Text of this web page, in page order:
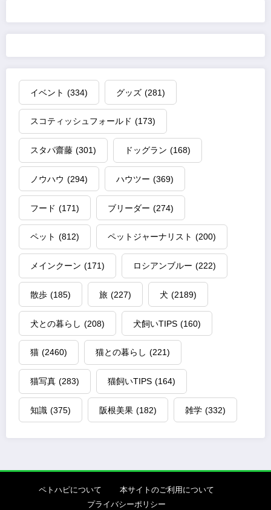
イベント (334) グッズ (281)
スコティッシュフォールド (173)
スタパ齋藤 (301) ドッグラン (168)
ノウハウ (294) ハウツー (369)
フード (171) ブリーダー (274)
ペット (812) ペットジャーナリスト (200)
メインクーン (171) ロシアンブルー (222)
散歩 (185) 旅 (227) 犬 (2189)
犬との暮らし (208) 犬飼いTIPS (160)
猫 (2460) 猫との暮らし (221)
猫写真 (283) 猫飼いTIPS (164)
知識 (375) 阪根美果 (182) 雑学 (332)
ペトハピについて
本サイトのご利用について
プライバシーポリシー